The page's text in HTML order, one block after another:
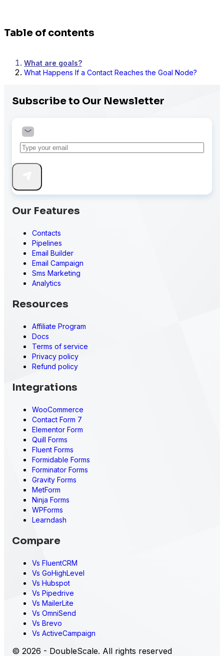
Table of contents
What are goals?
What Happens If a Contact Reaches the Goal Node?
Subscribe to Our Newsletter
Our Features
Contacts
Pipelines
Email Builder
Email Campaign
Sms Marketing
Analytics
Resources
Affiliate Program
Docs
Terms of service
Privacy policy
Refund policy
Integrations
WooCommerce
Contact Form 7
Elementor Form
Quill Forms
Fluent Forms
Formidable Forms
Forminator Forms
Gravity Forms
MetForm
Ninja Forms
WPForms
Learndash
Compare
Vs FluentCRM
Vs GoHighLevel
Vs Hubspot
Vs Pipedrive
Vs MailerLite
Vs OmniSend
Vs Brevo
Vs ActiveCampaign
© 2026 - DoubleScale. All rights reserved